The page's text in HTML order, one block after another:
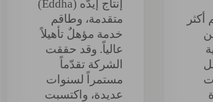
من
إنتاج إيدّه (Eddha)
متقدمة، وطاقم
خدمة مؤهلٌ تأهيلاً
عالياً. وقد حققت
الشركة تقدّماً
مستمراً لسنوات
عديدة، واكتسبت